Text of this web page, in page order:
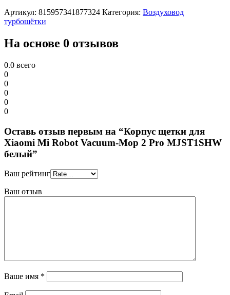
Артикул: 815957341877324 Категория: Воздуховод
турбощётки
На основе 0 отзывов
0.0 всего
0
0
0
0
0
Оставь отзыв первым на “Корпус щетки для
Xiaomi Mi Robot Vacuum-Mop 2 Pro MJST1SHW
белый”
Ваш рейтинг
Ваш отзыв
Ваше имя *